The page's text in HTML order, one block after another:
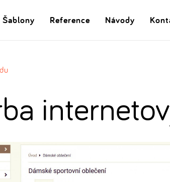
Šablony Reference Návody